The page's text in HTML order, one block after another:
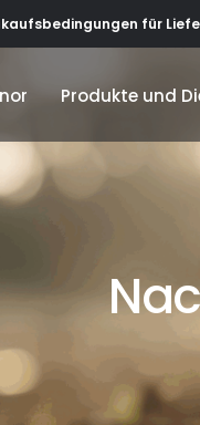
für
Produkte und